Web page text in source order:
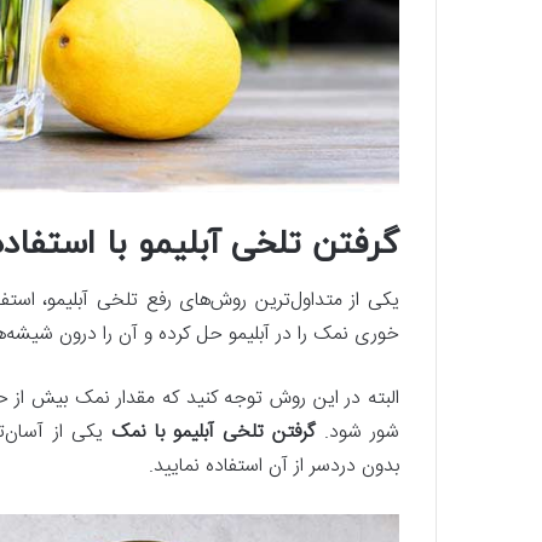
گرفتن تلخی آبلیمو با
خوری نمک را در آبلیمو حل کرده و آن را درون
البته در این روش توجه کنید که مقدار نمک بیش‌ از
شور شود.گرفتن تلخی آبلیمو با نمک یکی از
بدون دردسر از آن استفاده نمایید.